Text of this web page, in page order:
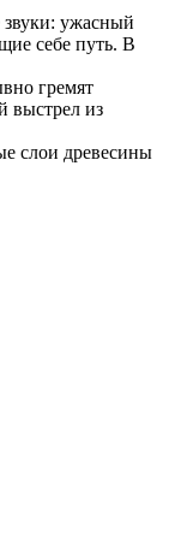
звуки: ужасный
себе путь. В
гремят
выстрел из
слои древесины